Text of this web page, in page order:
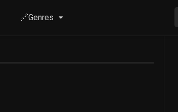
🔗Genres